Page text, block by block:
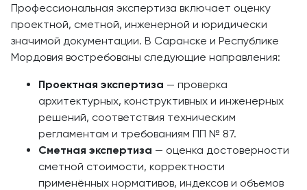
Профессиональная экспертиза включает оценку
проектной, сметной, инженерной и юридически
значимой документации. В Саранске и Республике
Мордовия востребованы следующие направления:
Проектная экспертиза — проверка
архитектурных, конструктивных и инженерных
решений, соответствия техническим
регламентам и требованиям ПП № 87.
Сметная экспертиза — оценка достоверности
сметной стоимости, корректности
применённых нормативов, индексов и объемов